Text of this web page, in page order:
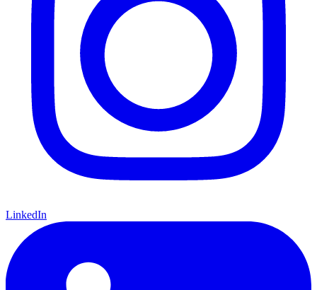
LinkedIn